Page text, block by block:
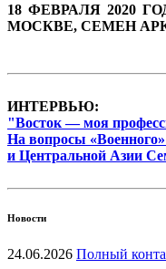
18 ФЕВРАЛЯ 2020
МОСКВЕ, СЕМЕН
ИНТЕРВЬЮ:
"Восток — моя
На вопросы
и Центральной Азии
Новости
24.06.2026 Полный